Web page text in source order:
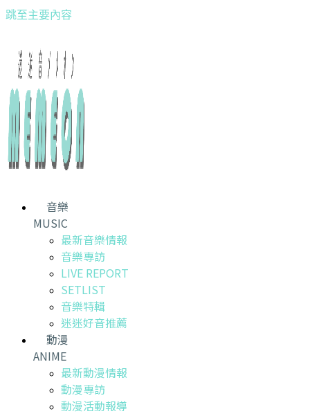
跳至主要內容
音樂
MUSIC
最新音樂情報
音樂專訪
LIVE REPORT
SETLIST
音樂特輯
迷迷好音推薦
動漫
ANIME
最新動漫情報
動漫專訪
動漫活動報導